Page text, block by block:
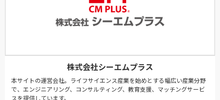
株式会社シーエムプラス
本サイトの運営会社。ライフサイエンス産業を始めとする幅広い産業分野
で、エンジニアリング、コンサルティング、教育支援、マッチングサービ
スを提供しています。